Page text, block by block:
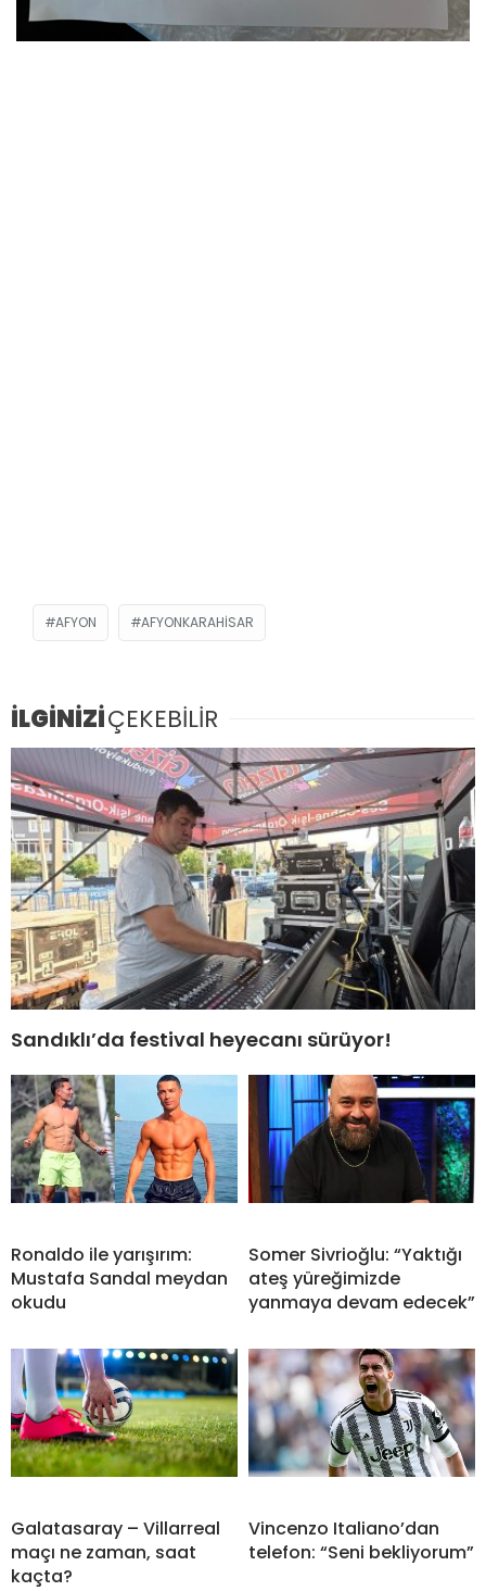
AFYON AFYONKARAHISAR
İLGİNİZİÇEKEBİLİR
Sandıklı’da festival heyecanı sürüyor!
Ronaldo ile yarışırım:
Mustafa Sandal meydan
okudu
Somer Sivrioğlu: “Yaktığı
ateş yüreğimizde
yanmaya devam edecek”
Galatasaray – Villarreal
maçı ne zaman, saat
kaçta?
Vincenzo Italiano’dan
telefon: “Seni bekliyorum”